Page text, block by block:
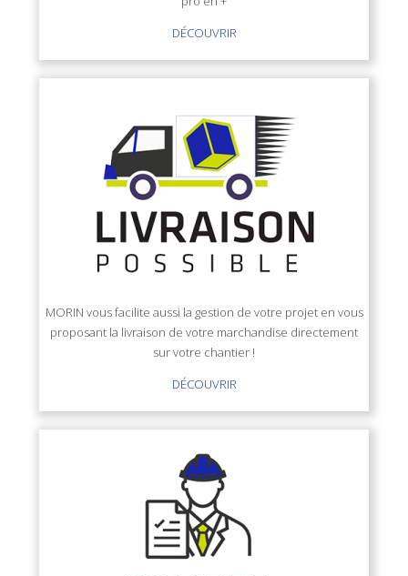
DÉCOUVRIR
MORIN vous facilite aussi la gestion de votre projet en vous
proposant la livraison de votre marchandise directement
sur votre chantier !
DÉCOUVRIR